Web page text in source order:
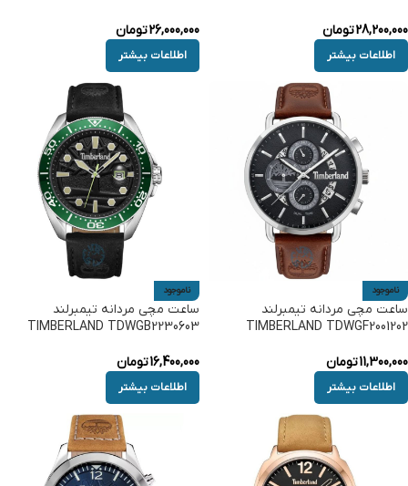
28,200,000تومان
اطلاعات بیشتر
26,000,000تومان
اطلاعات بیشتر
ناموجود
ساعت مچی مردانه تیمبرلند
TIMBERLAND TDWGF2001202
11,300,000تومان
اطلاعات بیشتر
ناموجود
ساعت مچی مردانه تیمبرلند
TIMBERLAND TDWGB2230603
16,400,000تومان
اطلاعات بیشتر